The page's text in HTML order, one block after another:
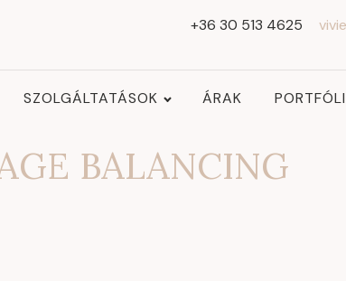
+36 30 513 4625
SZOLGÁLTATÁSOK ÁRAK
BALANCING